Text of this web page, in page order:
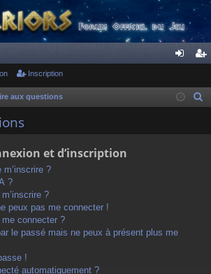
ne cri
Inscription
aux questions
et d’inscription
m’inscrire ?
?
?
peux pas me connecter !
connecter ?
le passé mais ne peux à présent plus me
!
automatiquement ?